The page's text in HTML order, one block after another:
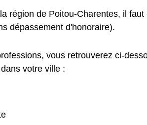
région de Poitou-Charentes, il
dépassement d'honoraire).
vous retrouverez ci-
votre ville :